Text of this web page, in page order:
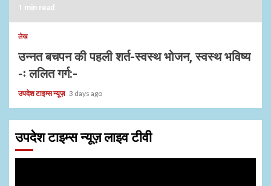
1 min read
लेख
उन्नत बचपन की पहली शर्त-स्वस्थ भोजन, स्वस्थ भविष्य
-ः ललित गर्ग:-
उपदेश टाइम्स न्यूज़ 3 days ago
उपदेश टाइम्स न्यूज़ लाइव टीवी